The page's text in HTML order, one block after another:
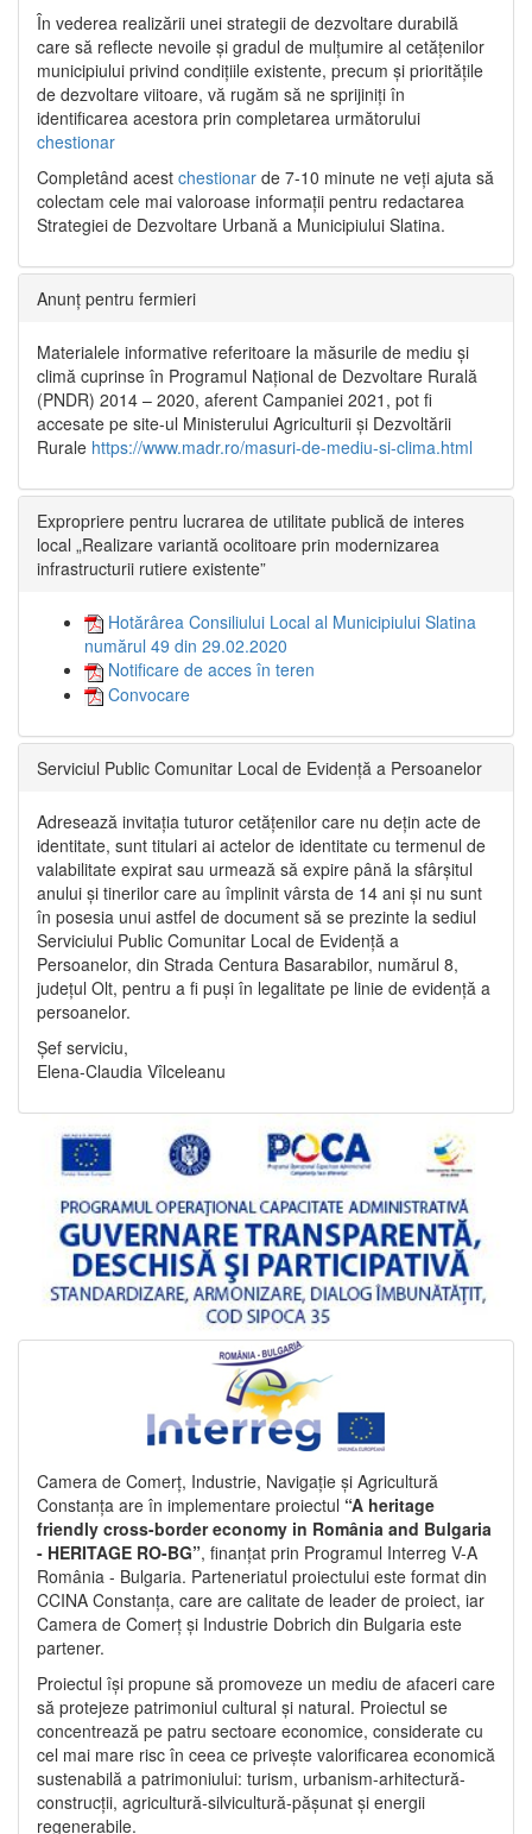
În vederea realizării unei strategii de dezvoltare durabilă
care să reflecte nevoile și gradul de mulțumire al cetățenilor
municipiului privind condițiile existente, precum și prioritățile
de dezvoltare viitoare, vă rugăm să ne sprijiniți în
identificarea acestora prin completarea următorului
chestionar
Completând acest chestionar de 7-10 minute ne veți ajuta să
colectam cele mai valoroase informații pentru redactarea
Strategiei de Dezvoltare Urbană a Municipiului Slatina.
Anunț pentru fermieri
Materialele informative referitoare la măsurile de mediu și
climă cuprinse în Programul Național de Dezvoltare Rurală
(PNDR) 2014 – 2020, aferent Campaniei 2021, pot fi
accesate pe site-ul Ministerului Agriculturii și Dezvoltării
Rurale https://www.madr.ro/masuri-de-mediu-si-clima.html
Expropriere pentru lucrarea de utilitate publică de interes
local „Realizare variantă ocolitoare prin modernizarea
infrastructurii rutiere existente”
Hotărârea Consiliului Local al Municipiului Slatina
numărul 49 din 29.02.2020
Notificare de acces în teren
Convocare
Serviciul Public Comunitar Local de Evidență a Persoanelor
Adresează invitația tuturor cetățenilor care nu dețin acte de
identitate, sunt titulari ai actelor de identitate cu termenul de
valabilitate expirat sau urmează să expire până la sfârșitul
anului și tinerilor care au împlinit vârsta de 14 ani și nu sunt
în posesia unui astfel de document să se prezinte la sediul
Serviciului Public Comunitar Local de Evidență a
Persoanelor, din Strada Centura Basarabilor, numărul 8,
județul Olt, pentru a fi puși în legalitate pe linie de evidență a
persoanelor.
Șef serviciu,
Elena-Claudia Vîlceleanu
Camera de Comerț, Industrie, Navigație și Agricultură
Constanța are în implementare proiectul “A heritage
friendly cross-border economy in România and Bulgaria
- HERITAGE RO-BG”, finanțat prin Programul Interreg V-A
România - Bulgaria. Parteneriatul proiectului este format din
CCINA Constanța, care are calitate de leader de proiect, iar
Camera de Comerț și Industrie Dobrich din Bulgaria este
partener.
Proiectul își propune să promoveze un mediu de afaceri care
să protejeze patrimoniul cultural și natural. Proiectul se
concentrează pe patru sectoare economice, considerate cu
cel mai mare risc în ceea ce privește valorificarea economică
sustenabilă a patrimoniului: turism, urbanism-arhitectură-
construcții, agricultură-silvicultură-pășunat și energii
regenerabile.